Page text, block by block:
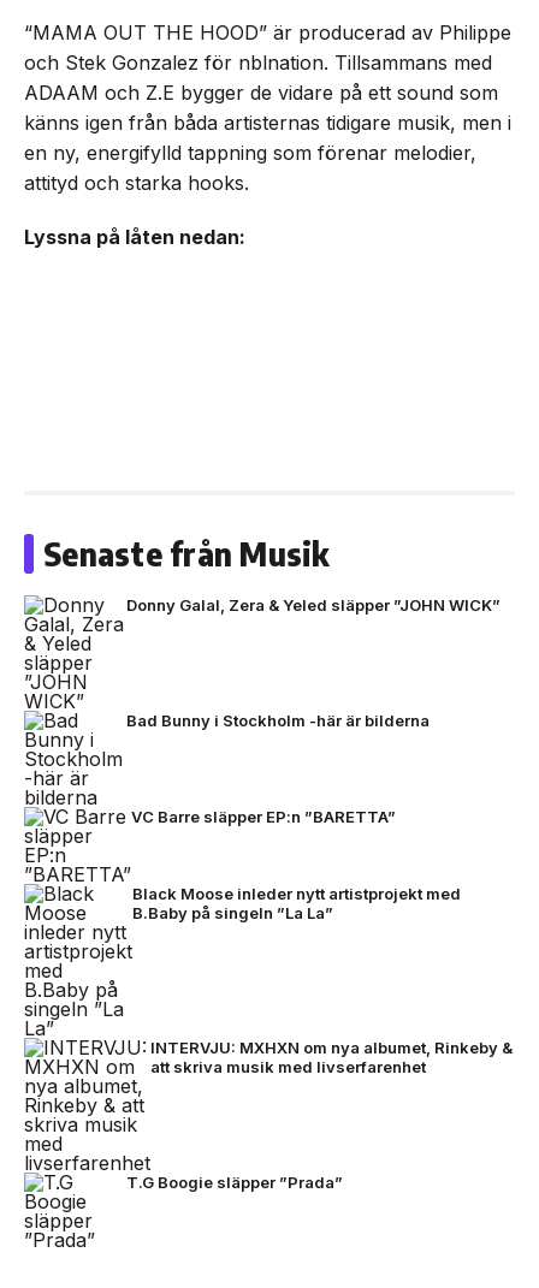
“MAMA OUT THE HOOD” är producerad av Philippe
och Stek Gonzalez för nblnation. Tillsammans med
ADAAM och Z.E bygger de vidare på ett sound som
känns igen från båda artisternas tidigare musik, men i
en ny, energifylld tappning som förenar melodier,
attityd och starka hooks.
Lyssna på låten nedan:
Senaste från Musik
Donny Galal, Zera & Yeled släpper ”JOHN WICK”
Bad Bunny i Stockholm -här är bilderna
VC Barre släpper EP:n ”BARETTA”
Black Moose inleder nytt artistprojekt med
B.Baby på singeln ”La La”
INTERVJU: MXHXN om nya albumet, Rinkeby &
att skriva musik med livserfarenhet
T.G Boogie släpper ”Prada”